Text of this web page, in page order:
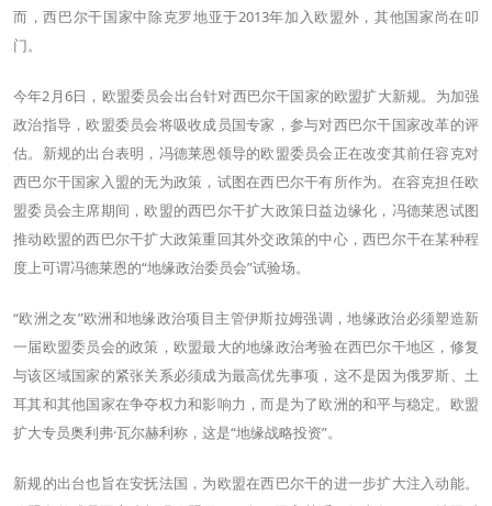
而，西巴尔干国家中除克罗地亚于2013年加入欧盟外，其他国家尚在叩
门。
今年2月6日，欧盟委员会出台针对西巴尔干国家的欧盟扩大新规。为加强
政治指导，欧盟委员会将吸收成员国专家，参与对西巴尔干国家改革的评
估。新规的出台表明，冯德莱恩领导的欧盟委员会正在改变其前任容克对
西巴尔干国家入盟的无为政策，试图在西巴尔干有所作为。在容克担任欧
盟委员会主席期间，欧盟的西巴尔干扩大政策日益边缘化，冯德莱恩试图
推动欧盟的西巴尔干扩大政策重回其外交政策的中心，西巴尔干在某种程
度上可谓冯德莱恩的“地缘政治委员会”试验场。
“欧洲之友”欧洲和地缘政治项目主管伊斯拉姆强调，地缘政治必须塑造新
一届欧盟委员会的政策，欧盟最大的地缘政治考验在西巴尔干地区，修复
与该区域国家的紧张关系必须成为最高优先事项，这不是因为俄罗斯、土
耳其和其他国家在争夺权力和影响力，而是为了欧洲的和平与稳定。欧盟
扩大专员奥利弗·瓦尔赫利称，这是“地缘战略投资”。
新规的出台也旨在安抚法国，为欧盟在西巴尔干的进一步扩大注入动能。